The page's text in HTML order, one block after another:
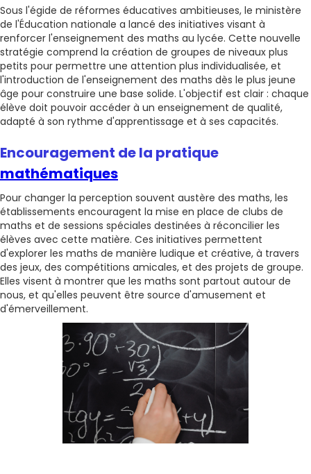
Sous l'égide de réformes éducatives ambitieuses, le ministère
de l'Éducation nationale a lancé des initiatives visant à
renforcer l'enseignement des maths au lycée. Cette nouvelle
stratégie comprend la création de groupes de niveaux plus
petits pour permettre une attention plus individualisée, et
l'introduction de l'enseignement des maths dès le plus jeune
âge pour construire une base solide. L'objectif est clair : chaque
élève doit pouvoir accéder à un enseignement de qualité,
adapté à son rythme d'apprentissage et à ses capacités.
Encouragement de la pratique
mathématiques
Pour changer la perception souvent austère des maths, les
établissements encouragent la mise en place de clubs de
maths et de sessions spéciales destinées à réconcilier les
élèves avec cette matière. Ces initiatives permettent
d'explorer les maths de manière ludique et créative, à travers
des jeux, des compétitions amicales, et des projets de groupe.
Elles visent à montrer que les maths sont partout autour de
nous, et qu'elles peuvent être source d'amusement et
d'émerveillement.